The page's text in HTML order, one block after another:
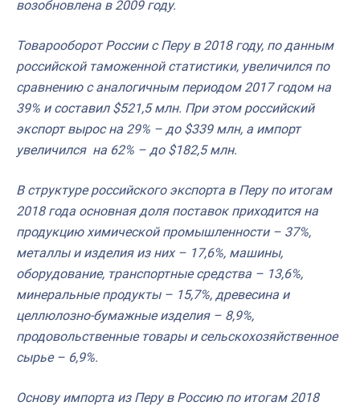
возобновлена в 2009 году.
Товарооборот России с Перу в 2018 году, по данным
российской таможенной статистики, увеличился по
сравнению с аналогичным периодом 2017 годом на
39% и составил $521,5 млн. При этом российский
экспорт вырос на 29% – до $339 млн, а импорт
увеличился на 62% – до $182,5 млн.
В структуре российского экспорта в Перу по итогам
2018 года основная доля поставок приходится на
продукцию химической промышленности – 37%,
металлы и изделия из них – 17,6%, машины,
оборудование, транспортные средства – 13,6%,
минеральные продукты – 15,7%, древесина и
целлюлозно-бумажные изделия – 8,9%,
продовольственные товары и сельскохозяйственное
сырье – 6,9%.
Основу импорта из Перу в Россию по итогам 2018